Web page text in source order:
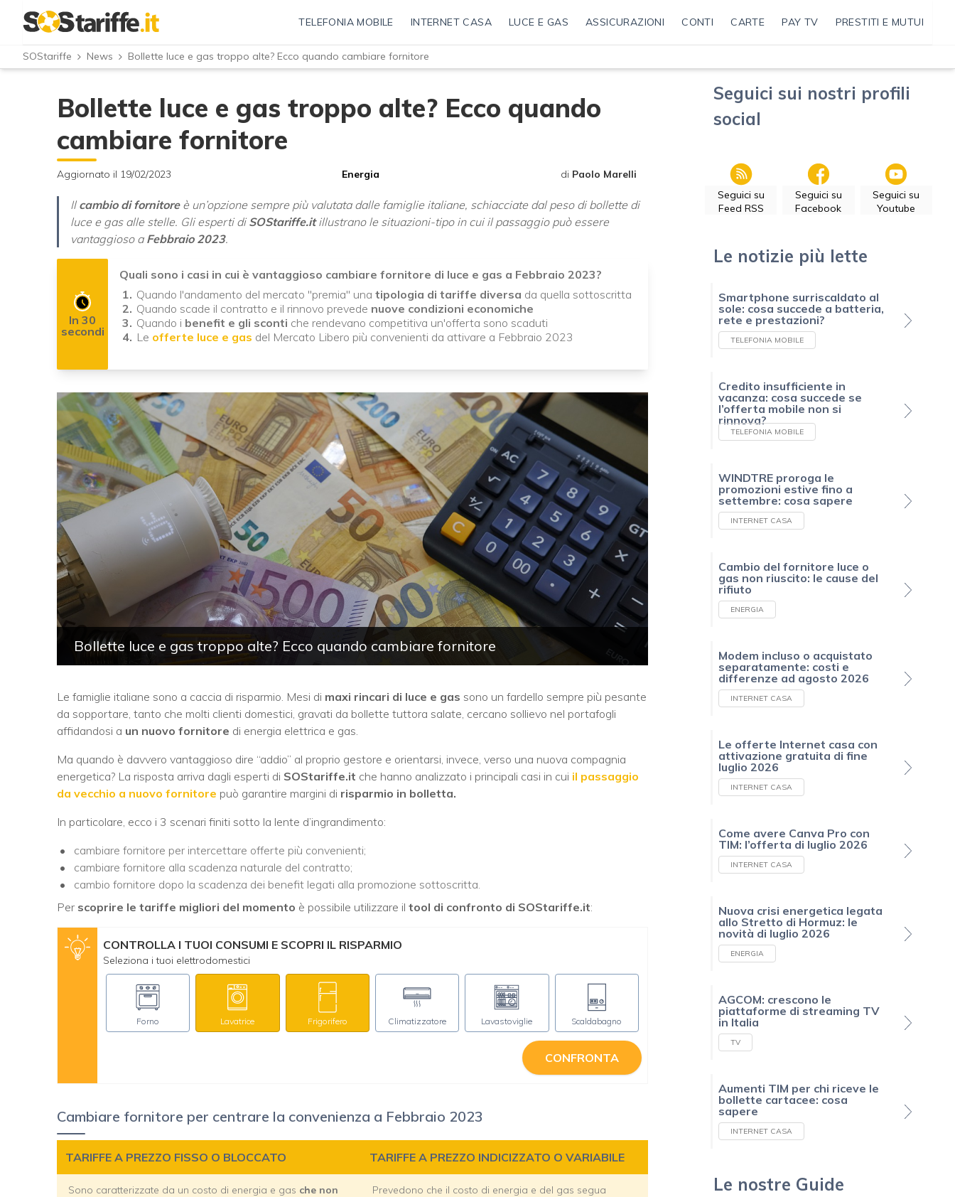
TELEFONIA MOBILE INTERNET CASA LUCE E GAS ASSICURAZIONI CONTI CARTE PAY TV PRESTITI E MUTUI
SOStariffe News Bollette luce e gas troppo alte? Ecco quando cambiare fornitore
Bollette luce e gas troppo alte? Ecco quando
cambiare fornitore
Aggiornato il 19/02/2023 Energia di Paolo Marelli
Il cambio di fornitoreè un’opzione sempre più valutata dalle famiglie italiane, schiacciate dal peso di bollette di
luce e gas alle stelle. Gli esperti di SOStariffe.itillustrano le situazioni-tipo in cui il passaggio può essere
vantaggioso a Febbraio 2023.
In 30
secondi
Quali sono i casi in cui è vantaggioso cambiare fornitore di luce e gas a Febbraio 2023?
Quando l'andamento del mercato "premia" una tipologia di tariffe diversa da quella sottoscritta
Quando scade il contratto e il rinnovo prevede nuove condizioni economiche
Quando i benefit e gli sconti che rendevano competitiva un'offerta sono scaduti
Le offerte luce e gas del Mercato Libero più convenienti da attivare a Febbraio 2023
Bollette luce e gas troppo alte? Ecco quando cambiare fornitore
Le famiglie italiane sono a caccia di risparmio. Mesi di maxi rincari di luce e gas sono un fardello sempre più pesante
da sopportare, tanto che molti clienti domestici, gravati da bollette tuttora salate, cercano sollievo nel portafogli
affidandosi a un nuovo fornitore di energia elettrica e gas.
Ma quando è davvero vantaggioso dire “addio” al proprio gestore e orientarsi, invece, verso una nuova compagnia
energetica? La risposta arriva dagli esperti di SOStariffe.it che hanno analizzato i principali casi in cui il passaggio
da vecchio a nuovo fornitore può garantire margini di risparmio in bolletta.
In particolare, ecco i 3 scenari finiti sotto la lente d’ingrandimento:
cambiare fornitore per intercettare offerte più convenienti;
cambiare fornitore alla scadenza naturale del contratto;
cambio fornitore dopo la scadenza dei benefit legati alla promozione sottoscritta.
Per scoprire le tariffe migliori del momento è possibile utilizzare il tool di confronto di SOStariffe.it:
CONTROLLA I TUOI CONSUMI E SCOPRI IL RISPARMIO
Seleziona i tuoi elettrodomestici
Forno Lavatrice Frigorifero Climatizzatore Lavastoviglie Scaldabagno
CONFRONTA
Cambiare fornitore per centrare la convenienza a Febbraio 2023
TARIFFE A PREZZO FISSO O BLOCCATO TARIFFE A PREZZO INDICIZZATO O VARIABILE
Sono caratterizzate da un costo di energia e gas che non
Prevedono che il costo di energia e del gas segua
Seguici sui nostri profili
social
Seguici su
Feed RSS
Seguici su
Facebook
Seguici su
Youtube
Le notizie più lette
Smartphone surriscaldato al
sole: cosa succede a batteria,
rete e prestazioni?
TELEFONIA MOBILE
Credito insufficiente in
vacanza: cosa succede se
l’offerta mobile non si
rinnova?
TELEFONIA MOBILE
WINDTRE proroga le
promozioni estive fino a
settembre: cosa sapere
INTERNET CASA
Cambio del fornitore luce o
gas non riuscito: le cause del
rifiuto
ENERGIA
Modem incluso o acquistato
separatamente: costi e
differenze ad agosto 2026
INTERNET CASA
Le offerte Internet casa con
attivazione gratuita di fine
luglio 2026
INTERNET CASA
Come avere Canva Pro con
TIM: l’offerta di luglio 2026
INTERNET CASA
Nuova crisi energetica legata
allo Stretto di Hormuz: le
novità di luglio 2026
ENERGIA
AGCOM: crescono le
piattaforme di streaming TV
in Italia
TV
Aumenti TIM per chi riceve le
bollette cartacee: cosa
sapere
INTERNET CASA
Le nostre Guide